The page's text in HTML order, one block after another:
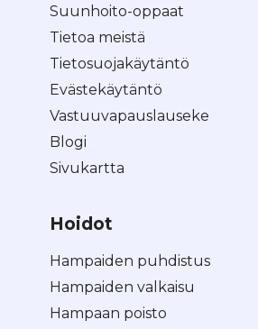
Suunhoito-oppaat
Tietoa meistä
Tietosuojakäytäntö
Evästekäytäntö
Vastuuvapauslauseke
Blogi
Sivukartta
Hoidot
Hampaiden puhdistus
Hampaiden valkaisu
Hampaan poisto